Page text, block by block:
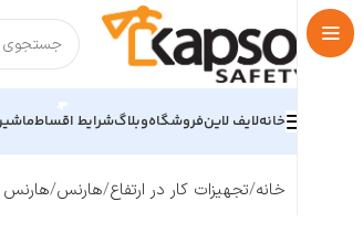
خانهلایف لاینفروشگاهوبلاگشرایط اقساط
خانه تجهیزات کار در ارتفاع هارنس هارنس